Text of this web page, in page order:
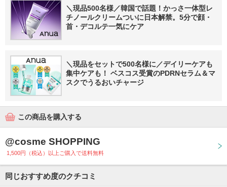
＼現品500名様／韓国で話題！かっさ一体型レ
チノールクリームついに日本解禁。5分で顔・
首・デコルテ一気にケア
＼現品をセットで500名様に／デイリーケアも
集中ケアも！ ベスコス受賞のPDRNセラム＆マ
スクでうるおいチャージ
この商品を購入する
@cosme SHOPPING
1,500円（税込）以上ご購入で送料無料
同じおすすめ度のクチコミ